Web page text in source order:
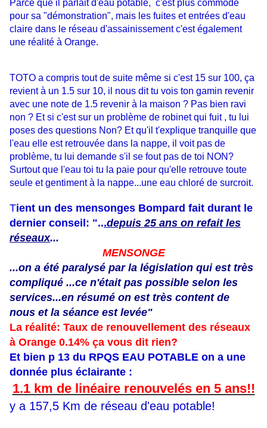
Parce que il parlait d'eau potable, c'est plus commode
pour sa "démonstration", mais les fuites et entrées d'eau
claire dans le réseau d'assainissement c'est également
une réalité à Orange.
TOTO a compris tout de suite même si c'est 15 sur 100, ça
revient à un 1.5 sur 10, il nous dit tu vois ton gamin revenir
avec une note de 1.5 revenir à la maison ? Pas bien ravi
non ? Et si c'est sur un problème de robinet qui fuit , tu lui
poses des questions Non? Et qu'il t'explique tranquille que
l'eau elle est retrouvée dans la nappe, il voit pas de
problème, tu lui demande s'il se fout pas de toi NON?
Surtout que l'eau toi tu la paie pour qu'elle retrouve toute
seule et gentiment à la nappe...une eau chloré de surcroit.
Tient un des mensonges Bompard fait durant le
dernier conseil: "...depuis 25 ans on refait les
réseaux...
MENSONGE
...on a été paralysé par la législation qui est très
compliqué ...ce n'était pas possible selon les
services...en résumé on est très content de
nous et la séance est levée"
La réalité: Taux de renouvellement des réseaux
à Orange 0.14% ça vous dit rien?
Et bien p 13 du RPQS EAU POTABLE on a une
donnée plus éclairante :
1.1 km de linéaire renouvelés en 5 ans!!
y a 157,5 Km de réseau d'eau potable!